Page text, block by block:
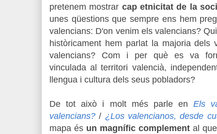
pretenem mostrar cap etnicitat de la
unes qüestions que sempre ens hem
valencians: D'on venim els valencians?
històricament hem parlat la majoria dels
valencians? Com i per què es va
vinculada al territori valencià,
llengua i cultura dels seus pobladors?
De tot això i molt més parle enEls
valencians? / ¿Los valencianos, desde
mapa és un magnífic complemental que